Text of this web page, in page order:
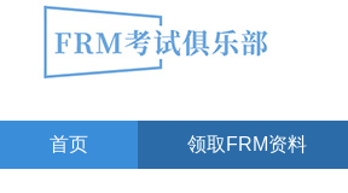
首页 领取FRM资料